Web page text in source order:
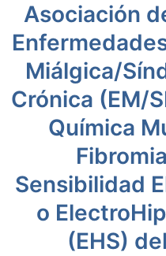
Asociación
Miálgica/
Crónica (EM/
Química
Sensibilidad
o
(EHS)